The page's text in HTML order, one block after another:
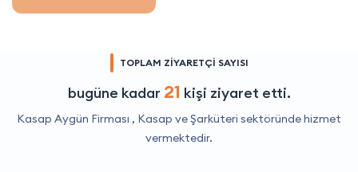
TOPLAM ZİYARETÇİ SAYISI
bugüne kadar 21 kişi ziyaret etti.
Kasap Aygün Firması , Kasap ve Şarküteri sektöründe hizmet
vermektedir.